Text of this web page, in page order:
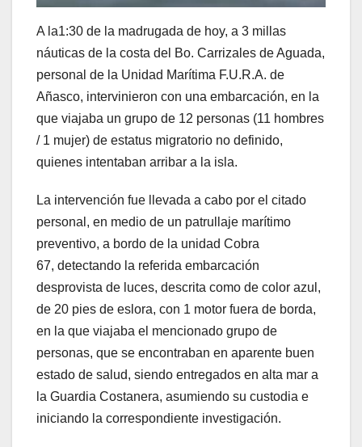
A la1:30 de la madrugada de hoy, a 3 millas
náuticas de la costa del Bo. Carrizales de Aguada,
personal de la Unidad Marítima F.U.R.A. de
Añasco, intervinieron con una embarcación, en la
que viajaba un grupo de 12 personas (11 hombres
/ 1 mujer) de estatus migratorio no definido,
quienes intentaban arribar a la isla.
La intervención fue llevada a cabo por el citado
personal, en medio de un patrullaje marítimo
preventivo, a bordo de la unidad Cobra
67, detectando la referida embarcación
desprovista de luces, descrita como de color azul,
de 20 pies de eslora, con 1 motor fuera de borda,
en la que viajaba el mencionado grupo de
personas, que se encontraban en aparente buen
estado de salud, siendo entregados en alta mar a
la Guardia Costanera, asumiendo su custodia e
iniciando la correspondiente investigación.